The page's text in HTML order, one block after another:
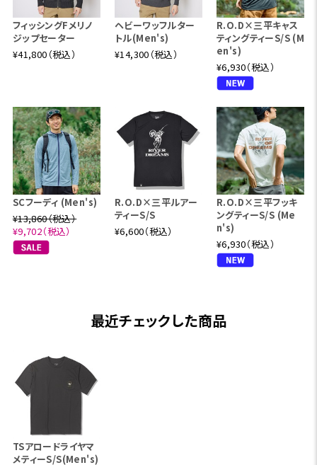
フィッシングFメリノ
ジップセーター
¥41,800（税込）
ヘビーワッフルター
トル(Men's)
¥14,300（税込）
R.O.D×三平キャス
ティングティーS/S (M
en's)
¥6,930（税込）
SCフーディ (Men's)
¥13,860（税込）
¥9,702（税込）
R.O.D×三平ルアー
ティーS/S
¥6,600（税込）
R.O.D×三平フッキ
ングティーS/S (Me
n's)
¥6,930（税込）
最近チェックした商品
TSアロードライヤマ
メティーS/S(Men's)